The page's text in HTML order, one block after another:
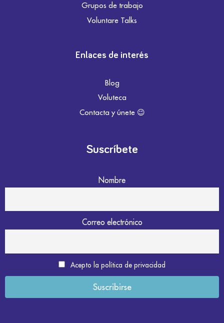
Grupos de trabajo
Voluntare Talks
Enlaces de interés
Blog
Voluteca
Contacta y únete 😉
Suscríbete
Nombre
Correo electrónico
Acepto la política de privacidad